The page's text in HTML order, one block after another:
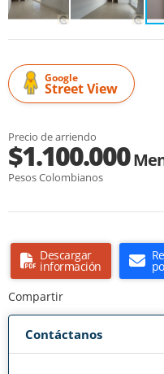
Google
Street View
Precio de arriendo
$1.100.000
Pesos Colombianos
Descargar
información
Compartir
Contáctanos